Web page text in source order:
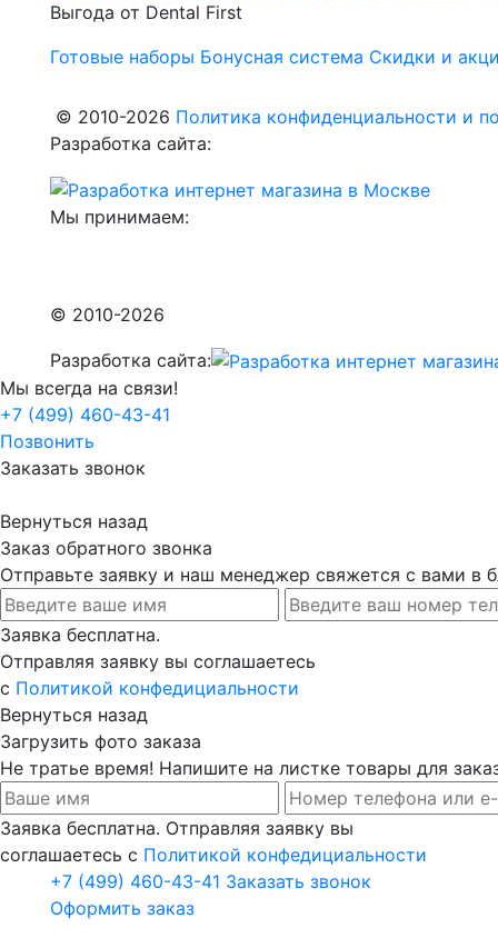
Выгода от Dental First
Готовые наборы Бонусная система Скидки и
© 2010-2026 Политика конфиденциальности и
Разработка сайта:
Мы принимаем:
© 2010-2026
Разработка сайта:
Мы всегда на связи!
+7 (499) 460-43-41
Позвонить
Заказать звонок
Вернуться назад
Заказ обратного звонка
Отправьте заявку и наш менеджер свяжется с вами в
Заявка бесплатна.
Отправляя заявку вы соглашаетесь
с Политикой конфедициальности
Вернуться назад
Загрузить фото заказа
Не тратье время! Напишите на листке товары для
Заявка бесплатна. Отправляя заявку вы
соглашаетесь с Политикой конфедициальности
+7 (499) 460-43-41 Заказать звонок
Оформить заказ